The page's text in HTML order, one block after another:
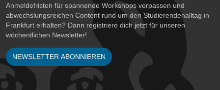
Anmeldefristen für spannende Workshops verpassen und
abwechslungsreichen Content rund um den Studierendenalltag in
Frankfurt erhalten? Dann registriere dich jetzt für unseren
wöchentlichen Newsletter!
NEWSLETTER ABONNIEREN